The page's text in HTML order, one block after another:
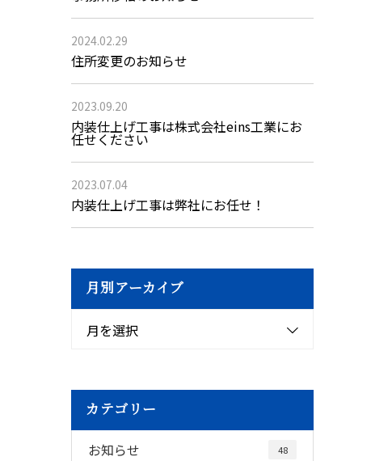
2024.02.29
住所変更のお知らせ
2023.09.20
内装仕上げ工事は株式会社eins工業にお
任せください
2023.07.04
内装仕上げ工事は弊社にお任せ！
月別アーカイブ
月を選択
カテゴリー
お知らせ 48